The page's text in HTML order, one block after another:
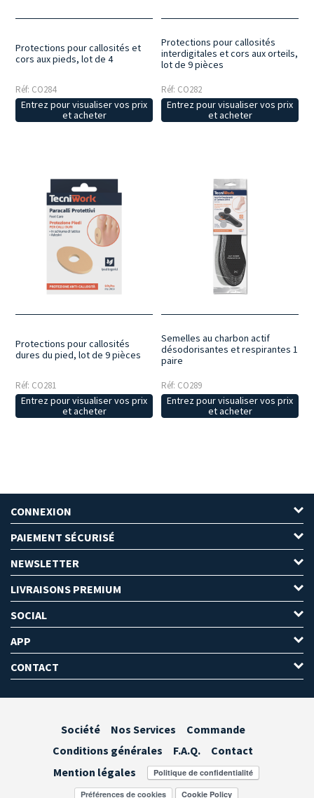
Protections pour callosités et
cors aux pieds, lot de 4
Réf: CO284
Entrez pour visualiser vos prix
et acheter
Protections pour callosités
interdigitales et cors aux orteils,
lot de 9 pièces
Réf: CO282
Entrez pour visualiser vos prix
et acheter
Protections pour callosités
dures du pied, lot de 9 pièces
Réf: CO281
Entrez pour visualiser vos prix
et acheter
Semelles au charbon actif
désodorisantes et respirantes 1
paire
Réf: CO289
Entrez pour visualiser vos prix
et acheter
CONNEXION
PAIEMENT SÉCURISÉ
NEWSLETTER
LIVRAISONS PREMIUM
SOCIAL
APP
CONTACT
Société Nos Services
Commande
Conditions générales
F.A.Q.
Contact
Mention légales
Préférences de cookies